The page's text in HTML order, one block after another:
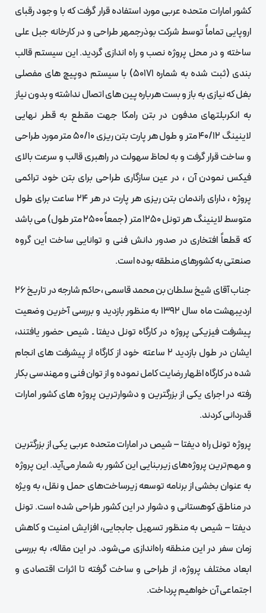
کشور امارات متحده عربی مورد استفاده قرار گرفت که با وجود رقبای
اروپایی تماماً توسط شرکت بوذرجمهر طراحی و در کارخانه جبل علی
ساخته و در محل پروژه نصب و راه اندازی گردید. این سیستم قالب
بندی (ثبت شده به شماره 50171) با سیستم دوپیچ های مفصلی
بغل که نیازی به باز و بست هرباره پین های اتصال نداشته و بدون نیاز
به انکربلتهای مدفون در بتن رامکا جهت مقطع به قطر نهایی
لاینینگ 40/12 متر و طول هر پارت بتن ریزی 50/10 متر مورد طراحی
و ساخت قرار گرفت و به لحاظ سهولت در راهبری قالب و سرعت بالای
فیکس نمودن آن ، در عین سازگاری طراحی برای بتن خود تراکمی
پروژه ، دارای راندمان بتن ریزی هر پارت در هر 24 ساعت برای طول
متوسط لاینینگ هر تونل 1250 متر (جمعاً 2500 متر طول) می باشد
که قطعاً افتخاری در صدور دانش فنی و توانایی ساخت این گروه
صنعتی به کشورهای منطقه بوده است.
جناب آقای شیخ سلطان بن محمد قاسمی ،‌حاکم شارجه در تاریخ 26
اردیبهشت ماه سال 1392 به منظور بازدید و بررسی آخرین وضعیت
پیشرفت فیزیکی پروژه در کارگاه تونل دیفتا ـ شیص حضور یافتند،
ایشان در طول بازدید 2 ساعته خود از کارگاه از پیشرفت های انجام
شده در کارگاه اظهار رضایت کامل نموده و از توان فنی و مهندسی بکار
رفته در اجرای یکی از بزرگترین و دشوارترین پروژه های کشور امارات
قدردانی کردند.
پروژه تونل راه دیفتا – شیص در امارات متحده عربی یکی از بزرگترین
و مهم‌ترین پروژه‌های زیربنایی این کشور به شمار می‌آید. این پروژه
به عنوان بخشی از برنامه توسعه زیرساخت‌های حمل و نقل، به ویژه
در مناطق کوهستانی و دشوار در این کشور طراحی شده است. تونل
دیفتا – شیص به منظور تسهیل جابجایی، افزایش امنیت و کاهش
زمان سفر در این منطقه راه‌اندازی می‌شود. در این مقاله، به بررسی
ابعاد مختلف پروژه، از طراحی و ساخت گرفته تا اثرات اقتصادی و
اجتماعی آن خواهیم پرداخت.